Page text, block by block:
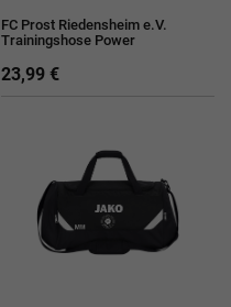
FC Prost Riedensheim e.V.
Trainingshose Power
23,99 €